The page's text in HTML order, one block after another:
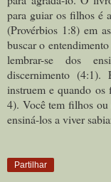
para guiar os filhos é
(Provérbios 1:8) em
buscar o
lembrar-se dos
discernimento (4:1).
instruem e quando os
4). Você tem filhos ou
ensiná-los a viver
Partilhar